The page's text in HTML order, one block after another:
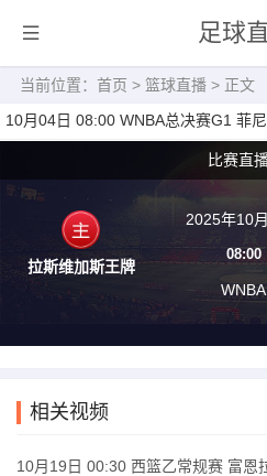
足球
当前位置： 首页 > 篮球直播 > 正文
10月04日 08:00 WNBA总决赛G1 菲
比赛直
拉斯维加斯王牌
2025年10
08:00
WNBA
相关视频
10月19日 00:30 西篮乙常规赛 富恩